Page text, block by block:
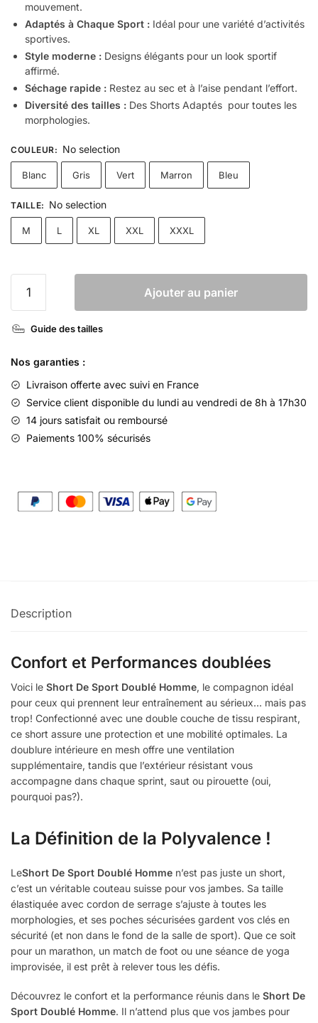
mouvement.
Adaptés à Chaque Sport : Idéal pour une variété d’activités
sportives.
Style moderne : Designs élégants pour un look sportif
affirmé.
Séchage rapide : Restez au sec et à l’aise pendant l’effort.
Diversité des tailles : Des Shorts Adaptés pour toutes les
morphologies.
COULEUR: No selection
Blanc Gris Vert Marron Bleu
TAILLE: No selection
M L XL XXL XXXL
Ajouter au panier
Guide des tailles
Nos garanties :
Livraison offerte avec suivi en France
Service client disponible du lundi au vendredi de 8h à 17h30
14 jours satisfait ou remboursé
Paiements 100% sécurisés
Description
Confort et Performances doublées
Voici le Short De Sport Doublé Homme, le compagnon idéal
pour ceux qui prennent leur entraînement au sérieux… mais pas
trop! Confectionné avec une double couche de tissu respirant,
ce short assure une protection et une mobilité optimales. La
doublure intérieure en mesh offre une ventilation
supplémentaire, tandis que l’extérieur résistant vous
accompagne dans chaque sprint, saut ou pirouette (oui,
pourquoi pas?).
La Définition de la Polyvalence !
LeShort De Sport Doublé Homme n’est pas juste un short,
c’est un véritable couteau suisse pour vos jambes. Sa taille
élastiquée avec cordon de serrage s’ajuste à toutes les
morphologies, et ses poches sécurisées gardent vos clés en
sécurité (et non dans le fond de la salle de sport). Que ce soit
pour un marathon, un match de foot ou une séance de yoga
improvisée, il est prêt à relever tous les défis.
Découvrez le confort et la performance réunis dans le Short De
Sport Doublé Homme. Il n’attend plus que vos jambes pour